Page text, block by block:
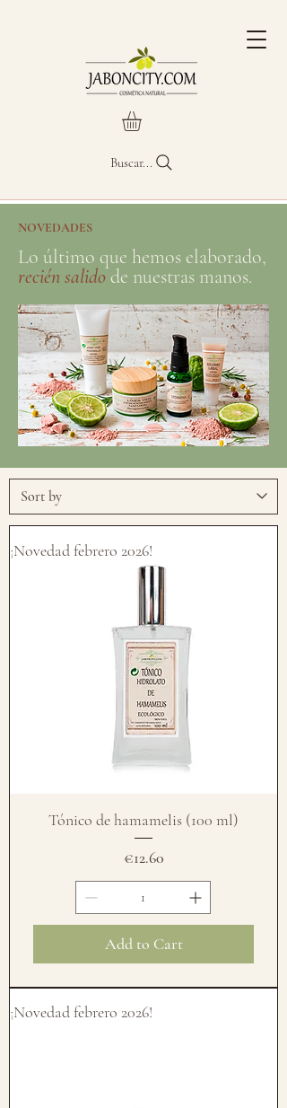
Buscar...
NOVEDADES
Lo último que hemos elaborado,
recién salido de nuestras manos.
¡Novedad febrero 2026!
Tónico de hamamelis (100 ml)
Price
€12.60
Add to Cart
¡Novedad febrero 2026!